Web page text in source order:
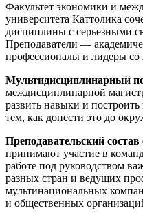
Факультет экономики и
университета Каттолика
дисциплины с серьезными
Преподаватели —
профессионалы и лидеры со
Мультидисциплинарный
междисциплинарной
развить навыки и
тем, как донести это до
Преподавательский состав
принимают участие в
работе под руководством
разных стран и ведущих
мультинациональных
и общественных